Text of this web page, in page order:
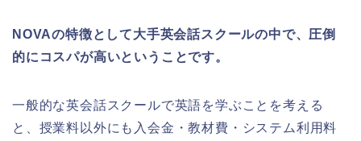
NOVAの特徴として大手英会話スクールの中で、圧倒
的にコスパが高いということです。
一般的な英会話スクールで英語を学ぶことを考える
と、授業料以外にも入会金・教材費・システム利用料